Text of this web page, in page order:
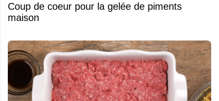
Coup de coeur pour la gelée de piments
maison